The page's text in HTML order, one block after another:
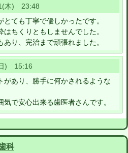
木) 23:48
ても丁寧で優しかったです。
ちくりともしませんでした。
り、完治まで頑張れました。
) 15:16
があり、勝手に何かされるような
で安心出来る歯医者さんです。
科